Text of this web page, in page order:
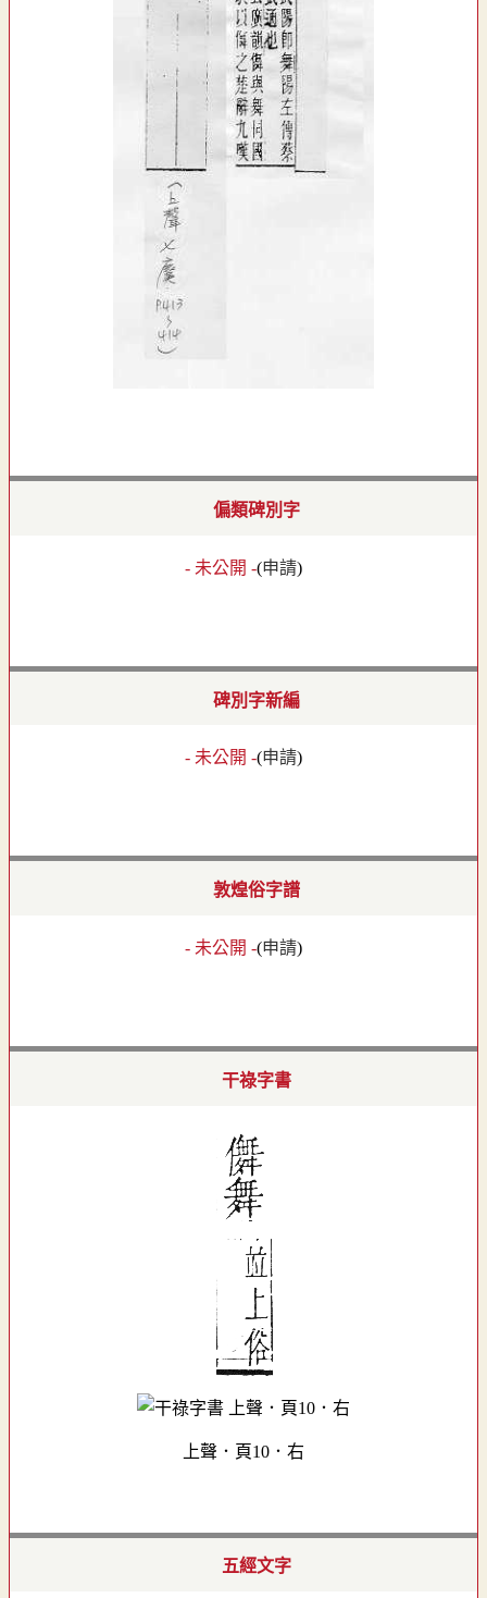
偏類碑別字
- 未公開 -(申請)
碑別字新編
- 未公開 -(申請)
敦煌俗字譜
- 未公開 -(申請)
干祿字書
上聲．頁10．右
五經文字